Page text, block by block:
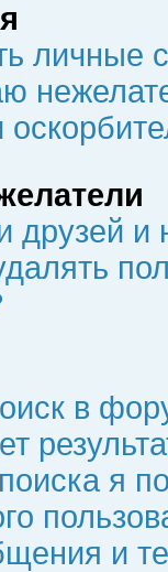
личные
друзей
в
я
и